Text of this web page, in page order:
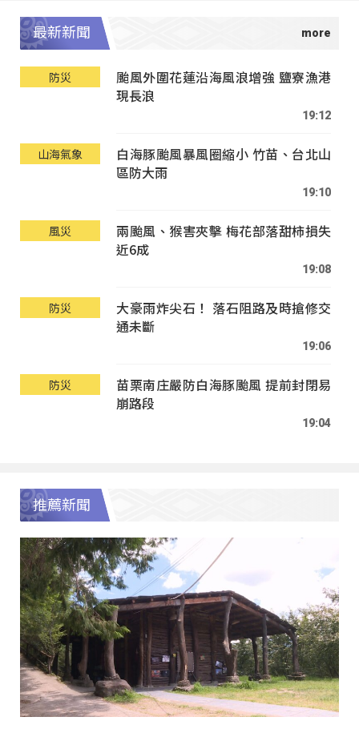
最新新聞
防災
颱風外圍花蓮沿海風浪增強 鹽寮漁港
現長浪
19:12
山海氣象
白海豚颱風暴風圈縮小 竹苗、台北山
區防大雨
19:10
風災
兩颱風、猴害夾擊 梅花部落甜柿損失
近6成
19:08
防災
大豪雨炸尖石！ 落石阻路及時搶修交
通未斷
19:06
防災
苗栗南庄嚴防白海豚颱風 提前封閉易
崩路段
19:04
推薦新聞